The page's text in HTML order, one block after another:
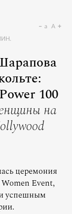
a A
100
на
церемония
Event,
успешным